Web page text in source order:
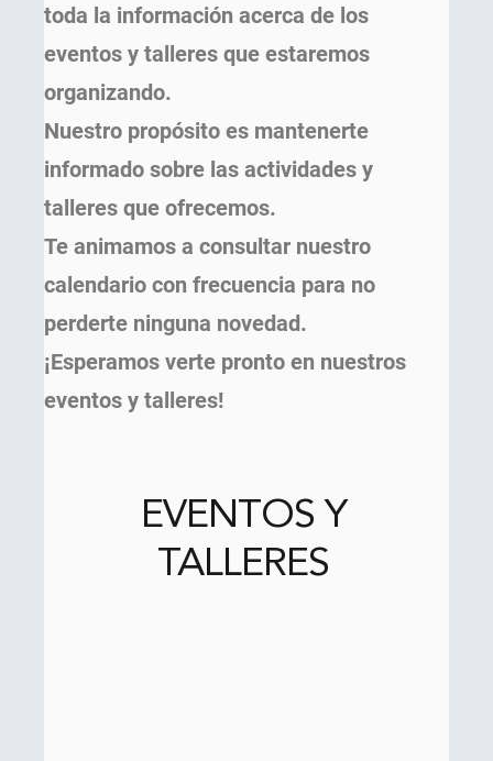
EVENTOS Y
TALLERES
toda la información acerca de los
eventos y talleres que estaremos
organizando.
Nuestro propósito es mantenerte
informado sobre las actividades y
talleres que ofrecemos.
Te animamos a consultar nuestro
calendario con frecuencia para no
perderte ninguna novedad.
¡Esperamos verte pronto en nuestros
eventos y talleres!